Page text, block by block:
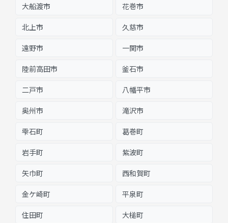
大船渡市 花巻市
北上市 久慈市
遠野市 一関市
陸前高田市 釜石市
二戸市 八幡平市
奥州市 滝沢市
雫石町 葛巻町
岩手町 紫波町
矢巾町 西和賀町
金ケ崎町 平泉町
住田町 大槌町